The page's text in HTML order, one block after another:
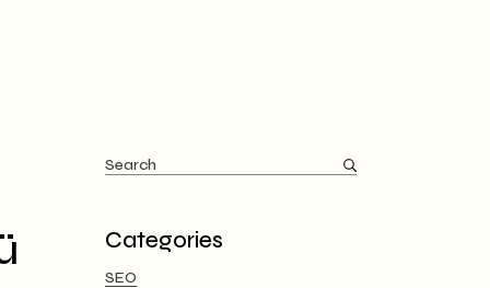
Search
for:
Categories
SEO